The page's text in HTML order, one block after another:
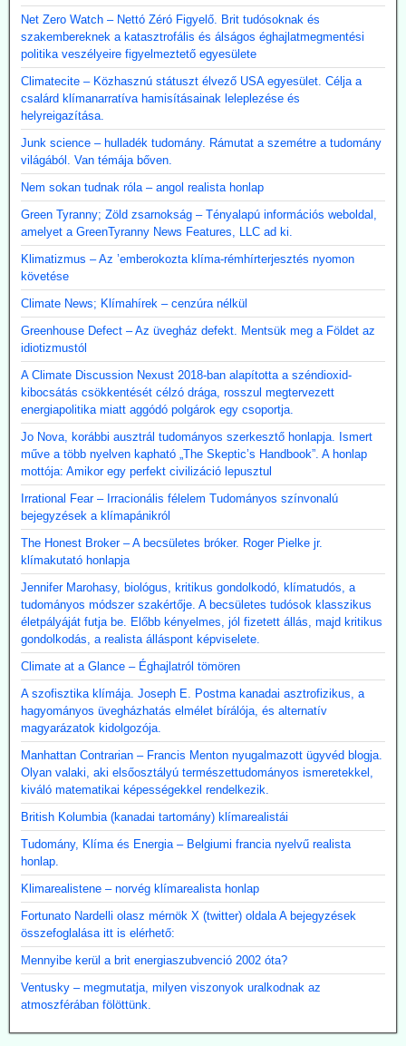
Net Zero Watch – Nettó Zéró Figyelő. Brit tudósoknak és
szakembereknek a katasztrofális és álságos éghajlatmegmentési
politika veszélyeire figyelmeztető egyesülete
Climatecite – Közhasznú státuszt élvező USA egyesület. Célja a
csalárd klímanarratíva hamisításainak leleplezése és
helyreigazítása.
Junk science – hulladék tudomány. Rámutat a szemétre a tudomány
világából. Van témája bőven.
Nem sokan tudnak róla – angol realista honlap
Green Tyranny; Zöld zsarnokság – Tényalapú információs weboldal,
amelyet a GreenTyranny News Features, LLC ad ki.
Klimatizmus – Az ’emberokozta klíma-rémhírterjesztés nyomon
követése
Climate News; Klímahírek – cenzúra nélkül
Greenhouse Defect – Az üvegház defekt. Mentsük meg a Földet az
idiotizmustól
A Climate Discussion Nexust 2018-ban alapította a széndioxid-
kibocsátás csökkentését célzó drága, rosszul megtervezett
energiapolitika miatt aggódó polgárok egy csoportja.
Jo Nova, korábbi ausztrál tudományos szerkesztő honlapja. Ismert
műve a több nyelven kapható „The Skeptic’s Handbook”. A honlap
mottója: Amikor egy perfekt civilizáció lepusztul
Irrational Fear – Irracionális félelem Tudományos színvonalú
bejegyzések a klímapánikról
The Honest Broker – A becsületes bróker. Roger Pielke jr.
klímakutató honlapja
Jennifer Marohasy, biológus, kritikus gondolkodó, klímatudós, a
tudományos módszer szakértője. A becsületes tudósok klasszikus
életpályáját futja be. Előbb kényelmes, jól fizetett állás, majd kritikus
gondolkodás, a realista álláspont képviselete.
Climate at a Glance – Éghajlatról tömören
A szofisztika klímája. Joseph E. Postma kanadai asztrofizikus, a
hagyományos üvegházhatás elmélet bírálója, és alternatív
magyarázatok kidolgozója.
Manhattan Contrarian – Francis Menton nyugalmazott ügyvéd blogja.
Olyan valaki, aki elsőosztályú természettudományos ismeretekkel,
kiváló matematikai képességekkel rendelkezik.
British Kolumbia (kanadai tartomány) klímarealistái
Tudomány, Klíma és Energia – Belgiumi francia nyelvű realista
honlap.
Klimarealistene – norvég klímarealista honlap
Fortunato Nardelli olasz mérnök X (twitter) oldala A bejegyzések
összefoglalása itt is elérhető:
Mennyibe kerül a brit energiaszubvenció 2002 óta?
Ventusky – megmutatja, milyen viszonyok uralkodnak az
atmoszférában fölöttünk.